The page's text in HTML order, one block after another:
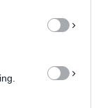
οι
στήριξη
εισήλθε